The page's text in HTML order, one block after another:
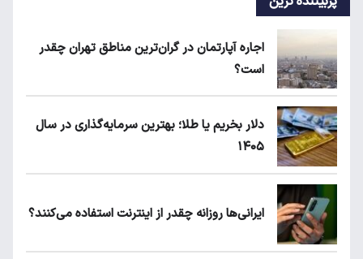
اجاره آپارتمان در گران‌ترین مناطق تهران چقدر
است؟
دلار بخریم یا طلا؛ بهترین سرمایه‌گذاری در سال
۱۴۰۵
ایرانی‌ها روزانه چقدر از اینترنت استفاده می‌کنند؟